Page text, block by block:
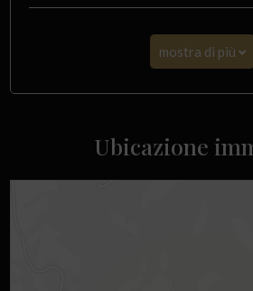
mostra di più
Ubicazione